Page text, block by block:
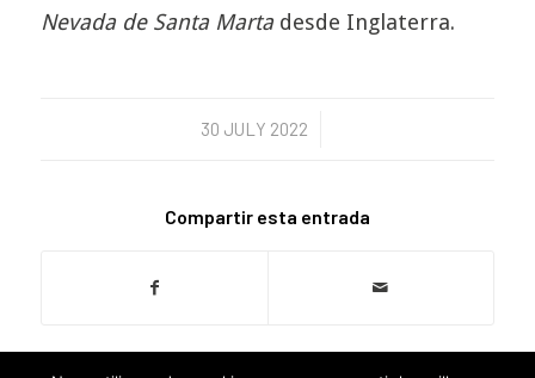
Nevada de Santa Martadesde Inglaterra.
30 JULY 2022
/
Compartir esta entrada